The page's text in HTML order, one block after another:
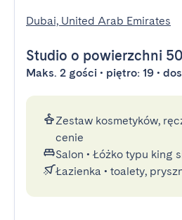
Dubai, United Arab Emirates
Studio o powierzchni
Maks. 2 gości • piętro: 19 •
Zestaw kosmetyków,
cenie
Salon • Łóżko typu king
Łazienka • toalety,